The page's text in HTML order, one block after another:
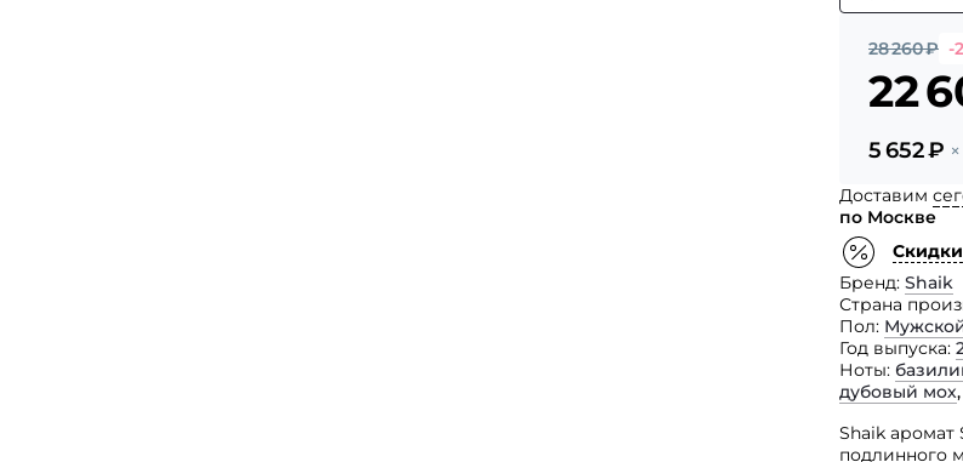
28 260₽ -
22
5 652₽
Доставим
по Москве
Скидки
Бренд Shaik
Страна
Пол
Год выпуска
Ноты
дубовый мох,
Shaik
подлинного